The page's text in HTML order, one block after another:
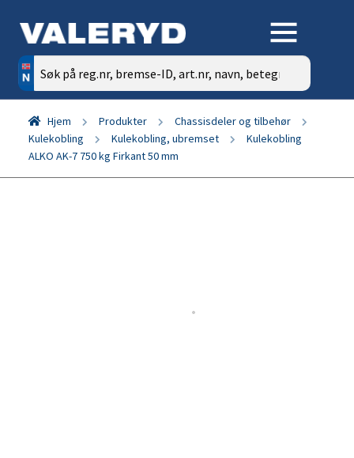
Søk
etter:
Hjem Produkter
Chassisdeler og tilbehør
Kulekobling
Kulekobling, ubremset
Kulekobling
ALKO AK-7 750 kg Firkant 50 mm